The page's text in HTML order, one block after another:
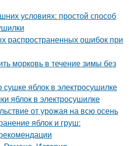
условиях: простой способ
распространенных ошибок при
морковь в течение зимы без
яблок в электросушилке
яблок в электросушилке
от урожая на всю осень
яблок и груш: